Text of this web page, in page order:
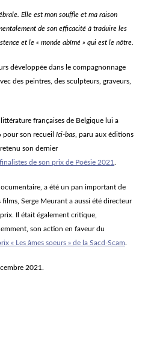
Elle est mon souffle et ma raison
de son efficacité à traduire les
et le « monde abîmé » qui est le nôtre.
développée dans le compagnonnage
des peintres, des sculpteurs, graveurs,
françaises de Belgique lui a
pour son recueilIci-bas , paru aux éditions
son dernier
de son prix de Poésie 2021 .
a été un pan important de
Serge Meurant a aussi été directeur
Il était également critique,
son action en faveur du
« Les âmes soeurs » de la Sacd-Scam.
2021.